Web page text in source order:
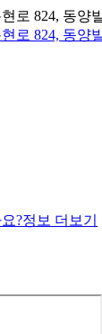
로 824, 동양
로 824, 동양
?정보 더보기